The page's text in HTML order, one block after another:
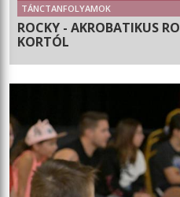
TÁNCTANFOLYAMOK
ROCKY - AKROBATIKUS
KORTÓL